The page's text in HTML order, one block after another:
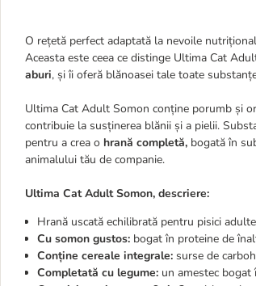
O rețetă perfect adaptată la nevoile
Aceasta este ceea ce distinge Ultima Cat
aburi, și îi oferă blănoasei tale toate
Ultima Cat Adult Somon conține porumb și
contribuie la susținerea blănii și a pielii.
pentru a crea o hrană completă, bogată în
animalului tău de companie.
Ultima Cat Adult Somon, descriere:
Hrană uscată echilibrată pentru pisici
Cu somon gustos: bogat în proteine de
Conține cereale integrale: surse de
Completată cu legume: un amestec